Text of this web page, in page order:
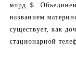
млрд.＄.
названием
существует, как
стационарной